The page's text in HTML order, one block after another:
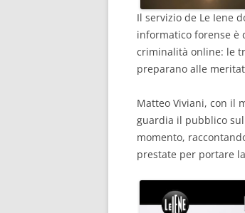
Il servizio de Le Iene
informatico forense è
criminalità online: le
preparano alle
Matteo Viviani, con il
guardia il pubblico
momento,
prestate per portare